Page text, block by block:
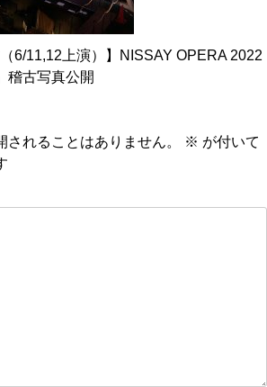
（6/11,12上演）】NISSAY OPERA 2022
稽古写真公開
されることはありません。
※ が付いて